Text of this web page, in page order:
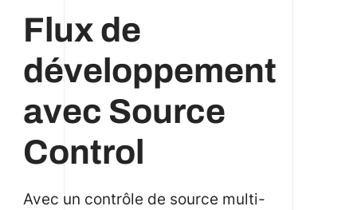
Flux de
développement
avec Source
Control
Avec un contrôle de source multi-